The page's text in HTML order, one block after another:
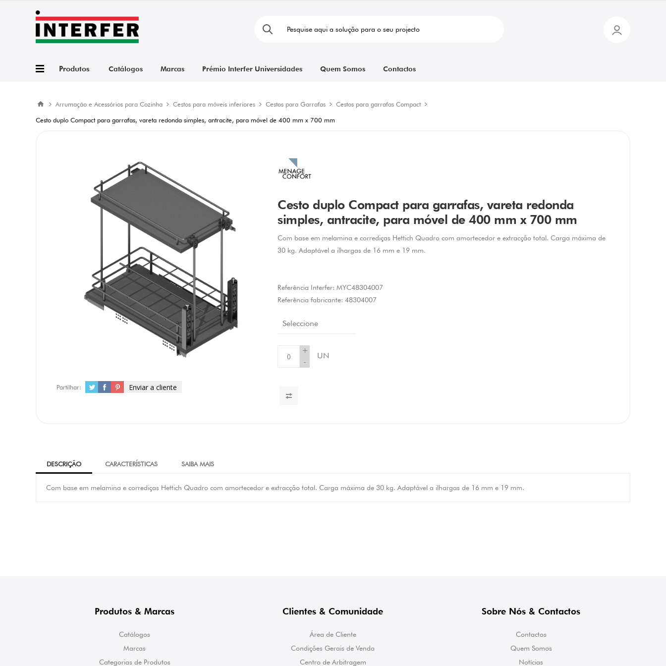
Produtos Catálogos Marcas Prémio Interfer Universidades Quem Somos Contactos
Arrumação e Acessórios para Cozinha Cestos para móveis inferiores Cestos para Garrafas
Cestos para garrafas Compact
Cesto duplo Compact para garrafas, vareta redonda simples, antracite, para móvel de 400 mm x 700 mm
Cesto duplo Compact para garrafas, vareta redonda
simples, antracite, para móvel de 400 mm x 700 mm
Com base em melamina e corrediças Hettich Quadro com amortecedor e extracção total. Carga máxima de
30 kg. Adaptável a ilhargas de 16 mm e 19 mm.
Referência Interfer: MYC48304007
Referência fabricante: 48304007
Seleccione
+
-
UN
Partilhar: Enviar a cliente
DESCRIÇÃO CARACTERÍSTICAS SAIBA MAIS
Com base em melamina e corrediças Hettich Quadro com amortecedor e extracção total. Carga máxima de 30 kg. Adaptável a ilhargas de 16 mm e 19 mm.
Produtos & Marcas
Catálogos
Marcas
Categorias de Produtos
Clientes & Comunidade
Área de Cliente
Condições Gerais de Venda
Centro de Arbitragem
Sobre Nós & Contactos
Contactos
Quem Somos
Notícias